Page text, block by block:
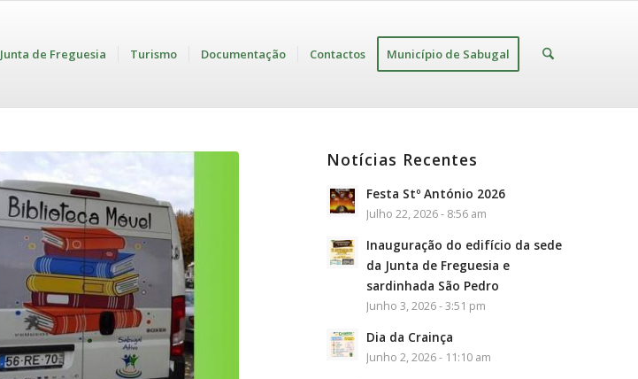
Junta de Freguesia Turismo Documentação Contactos Município de Sabugal
Notícias Recentes
Festa Stº António 2026
Julho 22, 2026 - 8:56 am
Inauguração do edifício da sede
da Junta de Freguesia e
sardinhada São Pedro
Junho 3, 2026 - 3:51 pm
Dia da Crainça
Junho 2, 2026 - 11:10 am